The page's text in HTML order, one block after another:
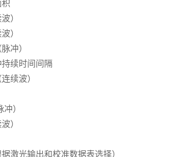
）
）
冲）
续时间间隔
续波）
）
）
激光输出和校准数据表选择）